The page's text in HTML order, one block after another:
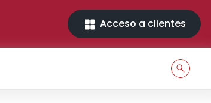
Acceso a clientes